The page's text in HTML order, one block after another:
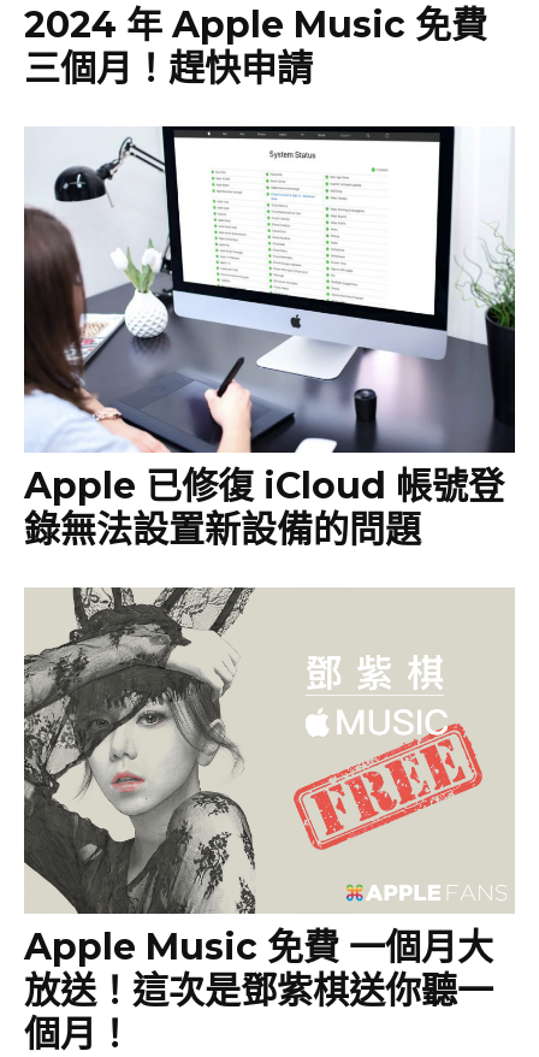
2024 年 Apple Music 免費
三個月！趕快申請
Apple 已修復 iCloud 帳號登
錄無法設置新設備的問題
Apple Music 免費 一個月大
放送！這次是鄧紫棋送你聽一
個月！